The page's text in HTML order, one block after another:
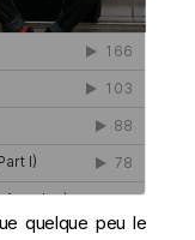
quelque peu le